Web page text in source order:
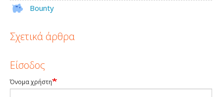
Bounty
Σχετικά άρθρα
Είσοδος
Όνομα χρήστη